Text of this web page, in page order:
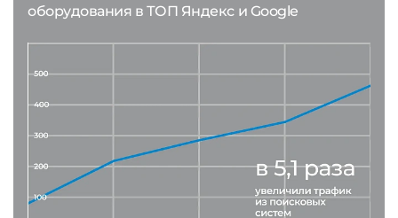
оборудования в ТОП Яндекс и Google